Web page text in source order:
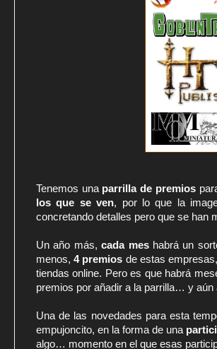
Tenemos una parrilla de premios
los que se ven, por lo que la
concretando detalles pero que se han
Un año más, cada mes habrá un
menos, 4 premios de estas
tiendas online. Pero es que habrá
premios por añadir a la parrilla… y
Una de las novedades para esta
empujoncito, en la forma de una
algo… momento en el que esas